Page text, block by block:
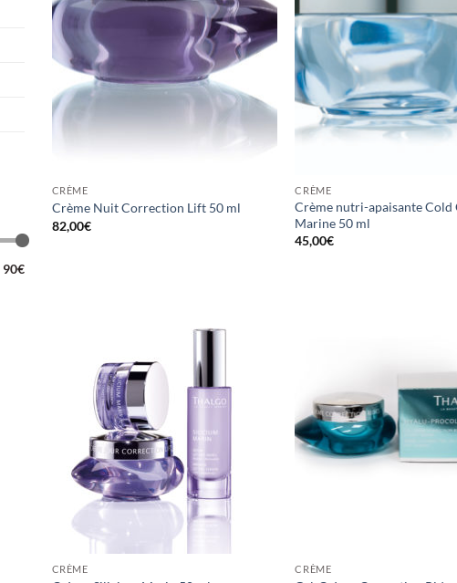
90€
CRÈME
Crème Nuit Correction Lift 50 ml
82,00€
CRÈME
Crème nutri-apaisante Cold
Marine 50 ml
45,00€
CRÈME CRÈME